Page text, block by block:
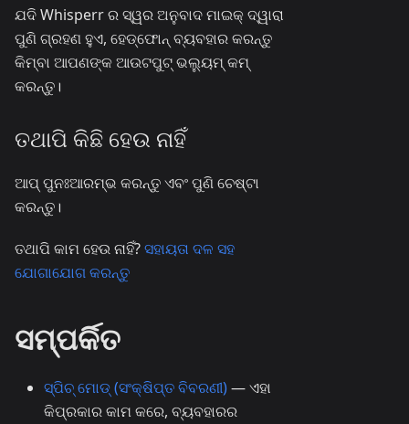
ଯଦି Whisperr ର ସ୍ୱର ଅନୁବାଦ ମାଇକ୍ ଦ୍ୱାରା
ପୁଣି ଗ୍ରହଣ ହୁଏ, ହେଡ୍‌ଫୋନ୍ ବ୍ୟବହାର କରନ୍ତୁ
କିମ୍ବା ଆପଣଙ୍କ ଆଉଟପୁଟ୍ ଭଲ୍ୟୁମ୍ କମ୍
କରନ୍ତୁ।
ତଥାପି କିଛି ହେଉ ନାହିଁ
ଆପ୍ ପୁନଃଆରମ୍ଭ କରନ୍ତୁ ଏବଂ ପୁଣି ଚେଷ୍ଟା
କରନ୍ତୁ।
ତଥାପି କାମ ହେଉ ନାହିଁ?ସହାୟତା ଦଳ ସହ
ଯୋଗାଯୋଗ କରନ୍ତୁ
ସମ୍ପର୍କିତ
ସ୍ପିଚ୍ ମୋଡ୍ (ସଂକ୍ଷିପ୍ତ ବିବରଣୀ)— ଏହା
କିପ୍ରକାର କାମ କରେ, ବ୍ୟବହାରର